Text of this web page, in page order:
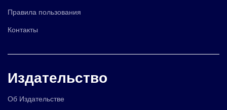
Правила пользования
Контакты
Издательство
Об Издательстве